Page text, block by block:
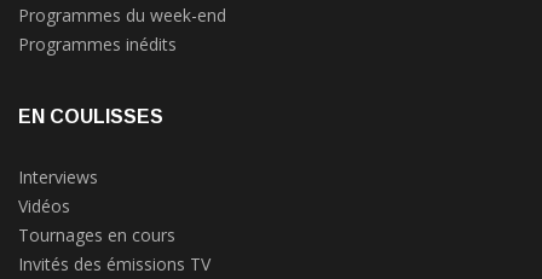
Programmes du week-end
Programmes inédits
EN COULISSES
Interviews
Vidéos
Tournages en cours
Invités des émissions TV